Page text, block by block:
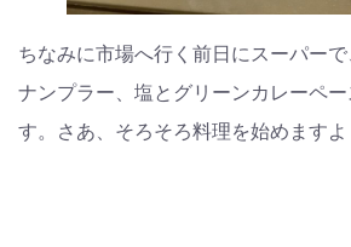
ちなみに市場へ行く前日にスーパー
ナンプラー、塩とグリーンカレーペ
す。さあ、そろそろ料理を始めますよ